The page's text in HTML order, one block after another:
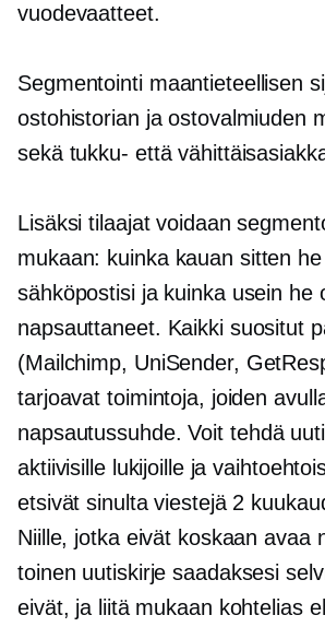
vuodevaatteet.
Segmentointi maantieteellisen
ostohistorian ja ostovalmiuden
sekä tukku- että
Lisäksi tilaajat voidaan
mukaan: kuinka kauan sitten
sähköpostisi ja kuinka usein he
napsauttaneet. Kaikki suositut
(Mailchimp, UniSender,
tarjoavat toimintoja, joiden
napsautussuhde. Voit tehdä
aktiivisille lukijoille ja
etsivät sinulta viestejä 2
Niille, jotka eivät koskaan avaa
toinen uutiskirje saadaksesi
eivät, ja liitä mukaan kohtelias